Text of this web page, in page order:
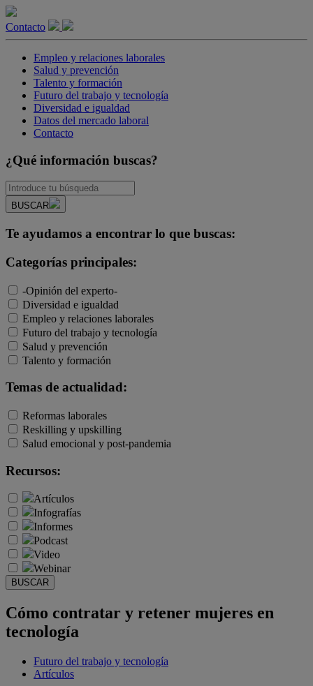
Contacto
Empleo y relaciones laborales
Salud y prevención
Talento y formación
Futuro del trabajo y tecnología
Diversidad e igualdad
Datos del mercado laboral
Contacto
¿Qué información buscas?
BUSCAR
Te ayudamos a encontrar lo que buscas:
Categorías principales:
-Opinión del experto-
Diversidad e igualdad
Empleo y relaciones laborales
Futuro del trabajo y tecnología
Salud y prevención
Talento y formación
Temas de actualidad:
Reformas laborales
Reskilling y upskilling
Salud emocional y post-pandemia
Recursos:
Artículos
Infografías
Informes
Podcast
Video
Webinar
BUSCAR
Cómo contratar y retener mujeres en
tecnología
Futuro del trabajo y tecnología
Artículos